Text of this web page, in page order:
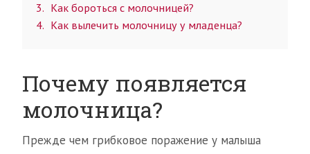
3
Как бороться с молочницей?
4
Как вылечить молочницу у младенца?
Почему появляется
молочница?
Прежде чем грибковое поражение у малыша